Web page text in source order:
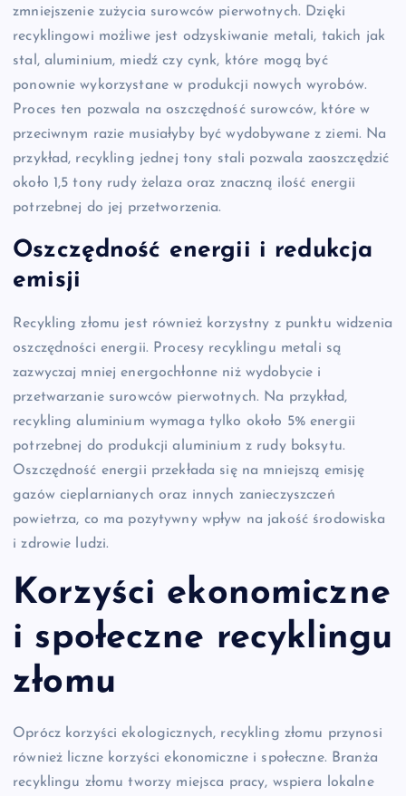
zmniejszenie zużycia surowców pierwotnych. Dzięki
recyklingowi możliwe jest odzyskiwanie metali, takich jak
stal, aluminium, miedź czy cynk, które mogą być
ponownie wykorzystane w produkcji nowych wyrobów.
Proces ten pozwala na oszczędność surowców, które w
przeciwnym razie musiałyby być wydobywane z ziemi. Na
przykład, recykling jednej tony stali pozwala zaoszczędzić
około 1,5 tony rudy żelaza oraz znaczną ilość energii
potrzebnej do jej przetworzenia.
Oszczędność energii i redukcja
emisji
Recykling złomu jest również korzystny z punktu widzenia
oszczędności energii. Procesy recyklingu metali są
zazwyczaj mniej energochłonne niż wydobycie i
przetwarzanie surowców pierwotnych. Na przykład,
recykling aluminium wymaga tylko około 5% energii
potrzebnej do produkcji aluminium z rudy boksytu.
Oszczędność energii przekłada się na mniejszą emisję
gazów cieplarnianych oraz innych zanieczyszczeń
powietrza, co ma pozytywny wpływ na jakość środowiska
i zdrowie ludzi.
Korzyści ekonomiczne
i społeczne recyklingu
złomu
Oprócz korzyści ekologicznych, recykling złomu przynosi
również liczne korzyści ekonomiczne i społeczne. Branża
recyklingu złomu tworzy miejsca pracy, wspiera lokalne